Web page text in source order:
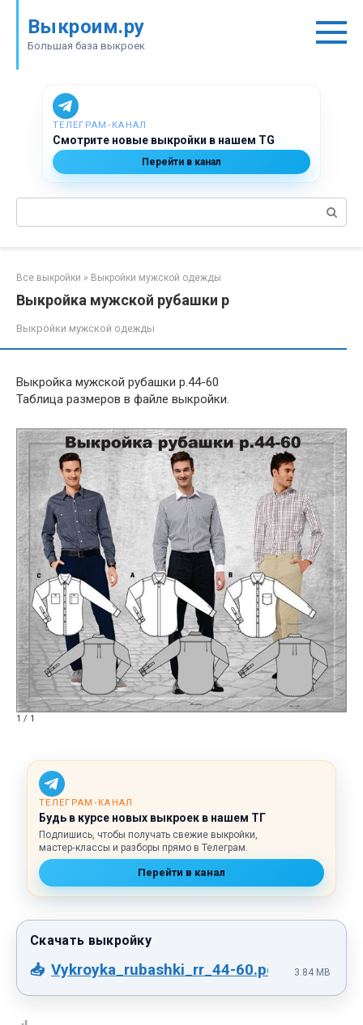
контенту
Выкроим.ру
Большая база выкроек
ТЕЛЕГРАМ‑КАНАЛ
Смотрите новые выкройки в нашем TG
Перейти в канал
Поиск:
Все выкройки » Выкройки мужской одежды
Выкройка мужской рубашки р
Выкройки мужской одежды
Выкройка мужской рубашки р.44-60
Таблица размеров в файле выкройки.
1 / 1
ТЕЛЕГРАМ‑КАНАЛ
Будь в курсе новых выкроек в нашем ТГ
Подпишись, чтобы получать свежие выкройки,
мастер‑классы и разборы прямо в Телеграм.
Перейти в канал
Vykroyka_rubashki_rr_44-60.pdf 3.84 MB